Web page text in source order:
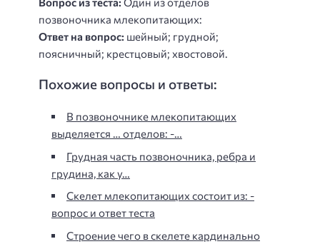
позвоночника млекопитающих:
Ответ на вопрос: шейный; грудной;
поясничный; крестцовый; хвостовой.
Похожие вопросы и ответы:
В позвоночнике млекопитающих
выделяется … отделов: -…
Грудная часть позвоночника, ребра и
грудина, как у…
Скелет млекопитающих состоит из: -
вопрос и ответ теста
Строение чего в скелете кардинально